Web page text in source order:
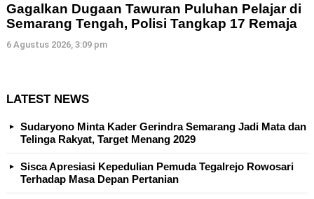
Gagalkan Dugaan Tawuran Puluhan Pelajar di
Semarang Tengah, Polisi Tangkap 17 Remaja
6 Agustus 2026, 3:09 pm
LATEST NEWS
Sudaryono Minta Kader Gerindra Semarang Jadi Mata dan
Telinga Rakyat, Target Menang 2029
Sisca Apresiasi Kepedulian Pemuda Tegalrejo Rowosari
Terhadap Masa Depan Pertanian